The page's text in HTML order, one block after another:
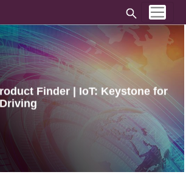
Finder | IoT: Keystone for